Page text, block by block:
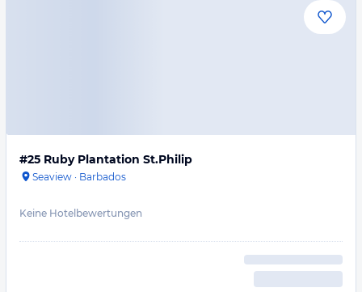
#25 Ruby Plantation St.Philip
Seaview · Barbados
Keine Hotelbewertungen